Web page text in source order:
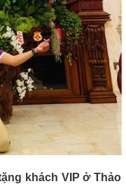
khách VIP ở Thảo